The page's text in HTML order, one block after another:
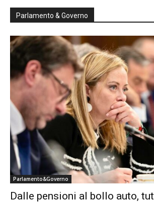
Parlamento & Governo
Parlamento&Governo
Dalle pensioni al bollo auto,